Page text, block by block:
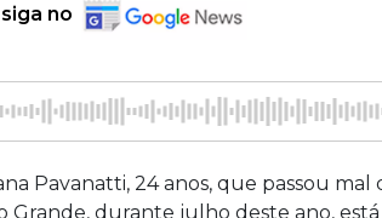
no
Pavanatti, 24 anos, que passou mal
Grande, durante julho deste ano,